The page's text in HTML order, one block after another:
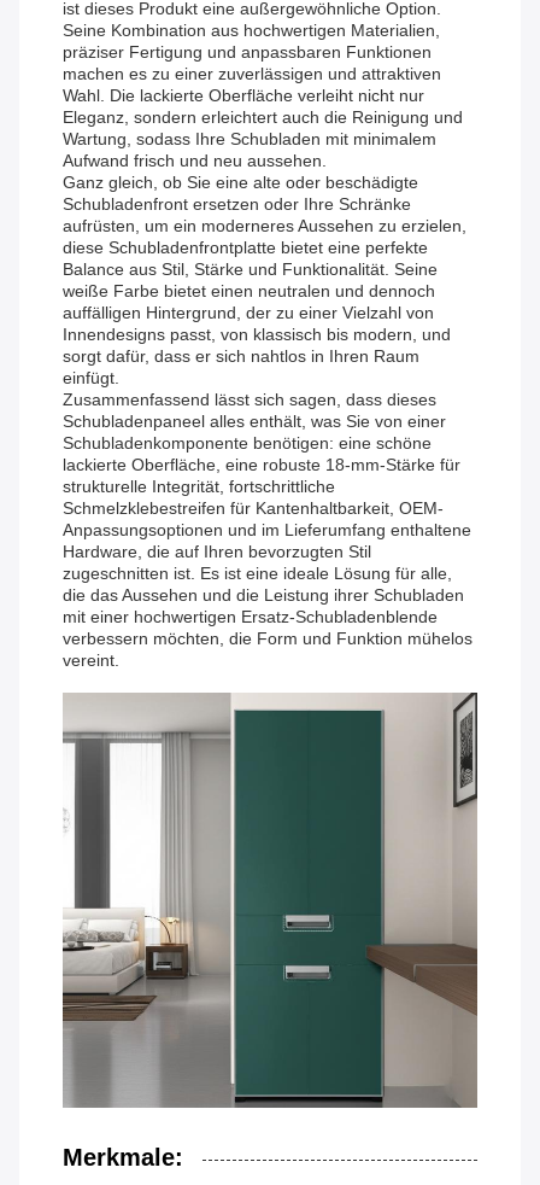
ist dieses Produkt eine außergewöhnliche Option.
Seine Kombination aus hochwertigen Materialien,
präziser Fertigung und anpassbaren Funktionen
machen es zu einer zuverlässigen und attraktiven
Wahl. Die lackierte Oberfläche verleiht nicht nur
Eleganz, sondern erleichtert auch die Reinigung und
Wartung, sodass Ihre Schubladen mit minimalem
Aufwand frisch und neu aussehen.
Ganz gleich, ob Sie eine alte oder beschädigte
Schubladenfront ersetzen oder Ihre Schränke
aufrüsten, um ein moderneres Aussehen zu erzielen,
diese Schubladenfrontplatte bietet eine perfekte
Balance aus Stil, Stärke und Funktionalität. Seine
weiße Farbe bietet einen neutralen und dennoch
auffälligen Hintergrund, der zu einer Vielzahl von
Innendesigns passt, von klassisch bis modern, und
sorgt dafür, dass er sich nahtlos in Ihren Raum
einfügt.
Zusammenfassend lässt sich sagen, dass dieses
Schubladenpaneel alles enthält, was Sie von einer
Schubladenkomponente benötigen: eine schöne
lackierte Oberfläche, eine robuste 18-mm-Stärke für
strukturelle Integrität, fortschrittliche
Schmelzklebestreifen für Kantenhaltbarkeit, OEM-
Anpassungsoptionen und im Lieferumfang enthaltene
Hardware, die auf Ihren bevorzugten Stil
zugeschnitten ist. Es ist eine ideale Lösung für alle,
die das Aussehen und die Leistung ihrer Schubladen
mit einer hochwertigen Ersatz-Schubladenblende
verbessern möchten, die Form und Funktion mühelos
vereint.
Merkmale: